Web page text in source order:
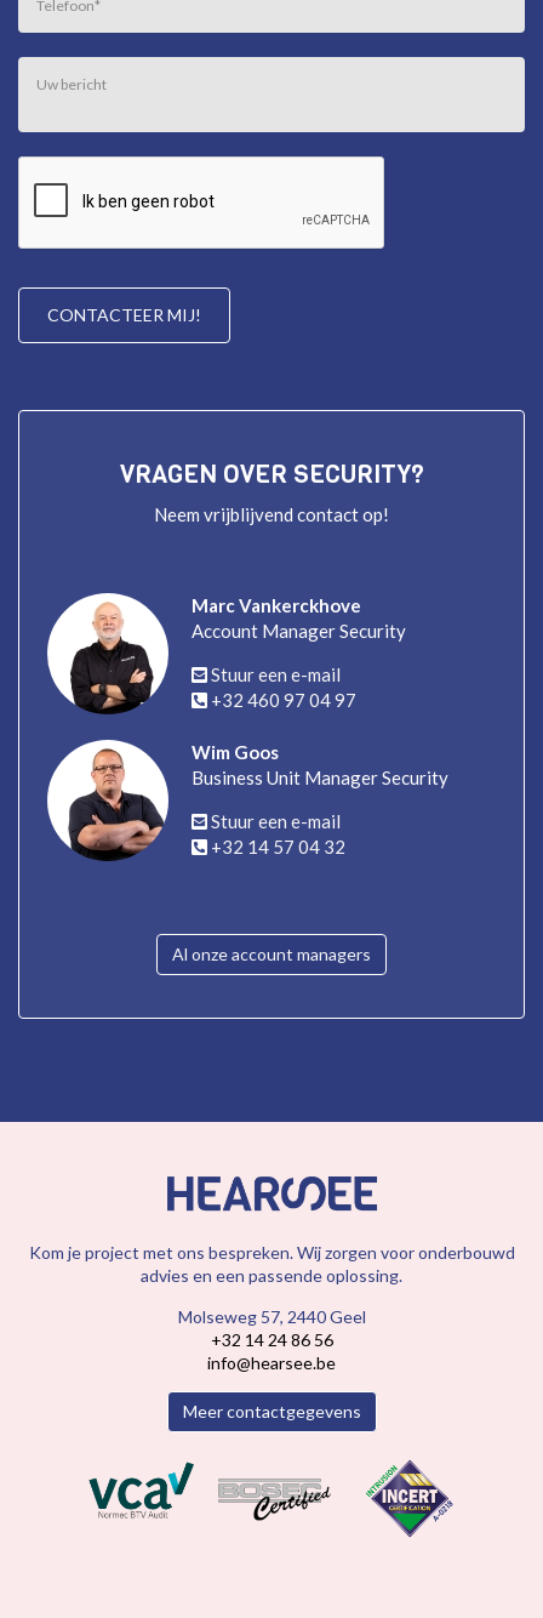
VRAGEN OVER SECURITY?
Neem vrijblijvend contact op!
Marc Vankerckhove
Account Manager Security
Stuur een e-mail
+32 460 97 04 97
Wim Goos
Business Unit Manager Security
Stuur een e-mail
+32 14 57 04 32
Al onze account managers
Kom je project met ons bespreken. Wij zorgen voor onderbouwd
advies en een passende oplossing.
Molseweg 57, 2440 Geel
+32 14 24 86 56
info@hearsee.be
Meer contactgegevens